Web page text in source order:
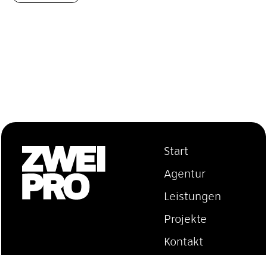
Start
Agentur
Leistungen
Projekte
Kontakt